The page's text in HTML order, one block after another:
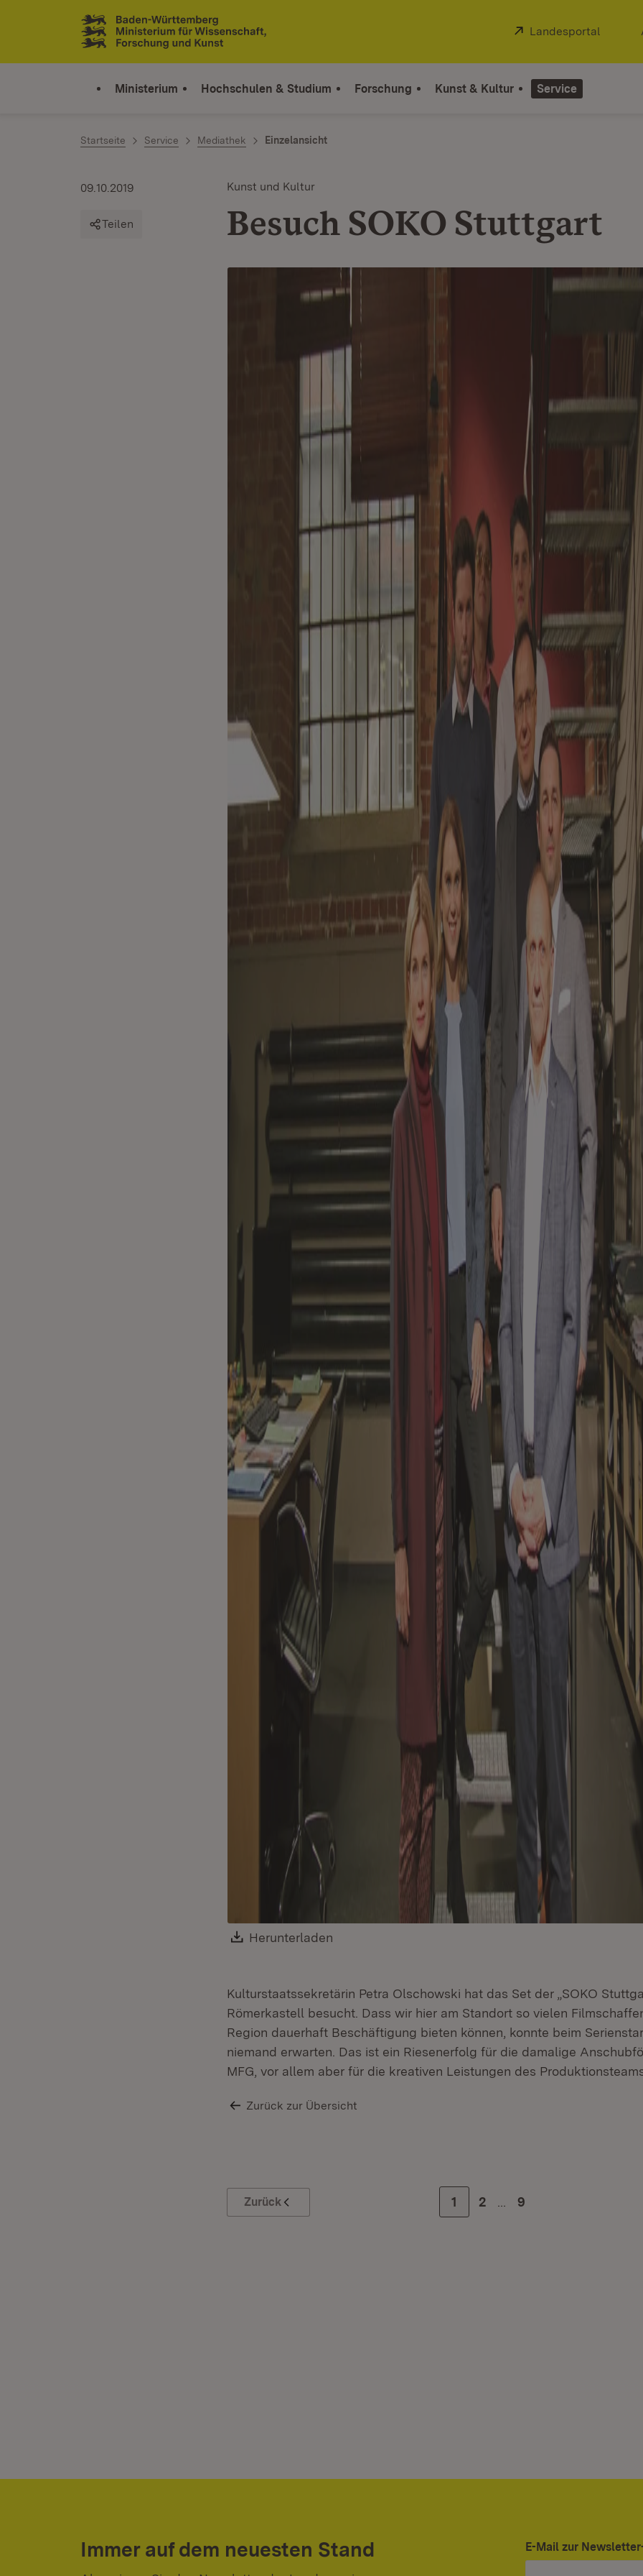
Zum Inhalt springen
Link zur Startseite
Extern:
Landesportal
Ministerium Hochschulen & Studium Forschung Kunst & Kultur Service
Startseite Service Mediathek Einzelansicht
Kunst und Kultur
Besuch SOKO Stuttgart
09.10.2019
Teilen
Download:
Herunterladen
Kulturstaatssekretärin Petra Olschowski hat das Set der „SOKO
Römerkastell besucht. Dass wir hier am Standort so vielen
Region dauerhaft Beschäftigung bieten können, konnte beim
niemand erwarten. Das ist ein Riesenerfolg für die damalige
MFG, vor allem aber für die kreativen Leistungen des
Zurück zur Übersicht
Zurück Zur Seite
1 Zur Seite
2 Zur letzten Seite
9
Immer auf dem neuesten Stand E-Mail zur